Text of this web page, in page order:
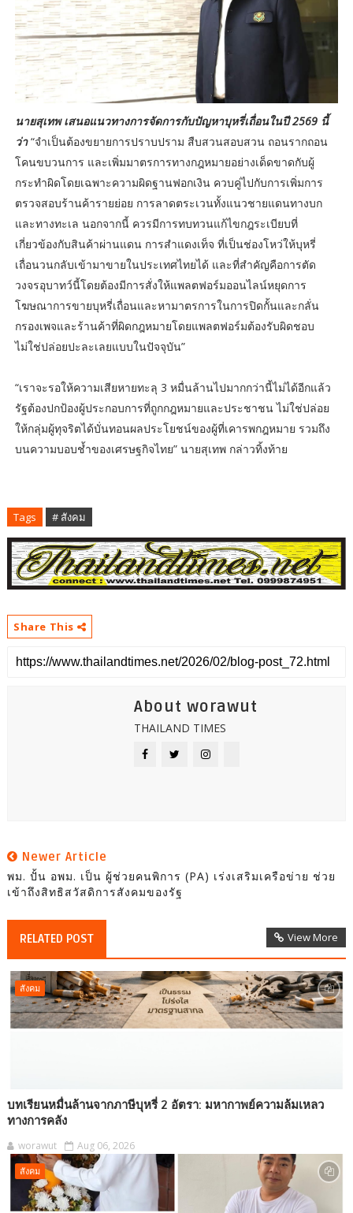
นายสุเทพ เสนอแนวทางการจัดการกับปัญหาบุหรี่เถื่อนในปี 2569 นี้
ว่า“จำเป็นต้องขยายการปราบปราม สืบสวนสอบสวน ถอนรากถอน
โคนขบวนการ และเพิ่มมาตรการทางกฎหมายอย่างเด็ดขาดกับผู้
กระทำผิดโดยเฉพาะความผิดฐานฟอกเงิน ควบคู่ไปกับการเพิ่มการ
ตรวจสอบร้านค้ารายย่อย การลาดตระเวนทั้งแนวชายแดนทางบก
และทางทะเล นอกจากนี้ ควรมีการทบทวนแก้ไขกฎระเบียบที่
เกี่ยวข้องกับสินค้าผ่านแดน การสำแดงเท็จ ที่เป็นช่องโหว่ให้บุหรี่
เถื่อนวนกลับเข้ามาขายในประเทศไทยได้ และที่สำคัญคือการตัด
วงจรอุบาทว์นี้โดยต้องมีการสั่งให้แพลตฟอร์มออนไลน์หยุดการ
โฆษณาการขายบุหรี่เถื่อนและหามาตรการในการปิดกั้นและกลั่น
กรองเพจและร้านค้าที่ผิดกฎหมายโดยแพลตฟอร์มต้องรับผิดชอบ
ไม่ใช่ปล่อยปะละเลยแบบในปัจจุบัน”
“เราจะรอให้ความเสียหายทะลุ 3 หมื่นล้านไปมากกว่านี้ไม่ได้อีกแล้ว
รัฐต้องปกป้องผู้ประกอบการที่ถูกกฎหมายและประชาชน ไม่ใช่ปล่อย
ให้กลุ่มผู้ทุจริตได้บั่นทอนผลประโยชน์ของผู้ที่เคารพกฎหมาย รวมถึง
บนความบอบช้ำของเศรษฐกิจไทย” นายสุเทพ กล่าวทิ้งท้าย
Tags # สังคม
Share This
About worawut
THAILAND TIMES
Newer Article
พม. ปั้น อพม. เป็น ผู้ช่วยคนพิการ (PA) เร่งเสริมเครือข่าย ช่วย
เข้าถึงสิทธิสวัสดิการสังคมของรัฐ
RELATED POST View More
สังคม
บทเรียนหมื่นล้านจากภาษีบุหรี่ 2 อัตรา: มหากาพย์ความล้มเหลว
ทางการคลัง
worawut Aug 06, 2026
สังคม